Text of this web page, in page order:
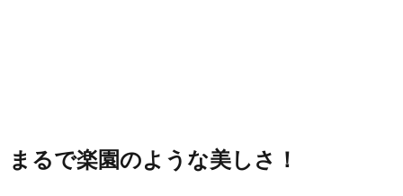
まるで楽園のような美しさ！